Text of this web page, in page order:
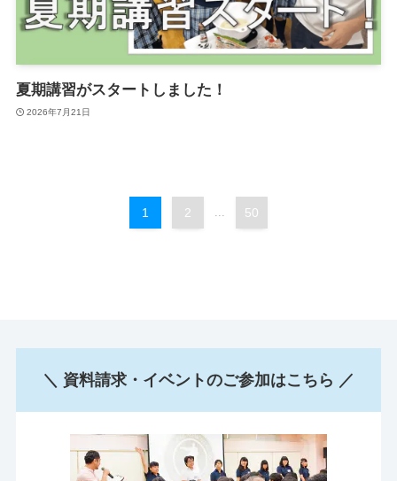
夏期講習がスタートしました！
2026年7月21日
1 2 ... 50
＼ 資料請求・イベントのご参加はこちら ／